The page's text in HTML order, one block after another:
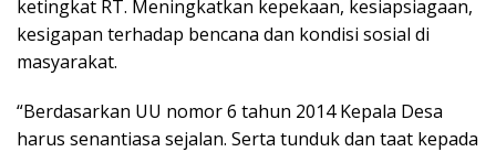
ketingkat RT. Meningkatkan kepekaan, kesiapsiagaan,
kesigapan terhadap bencana dan kondisi sosial di
masyarakat.
“Berdasarkan UU nomor 6 tahun 2014 Kepala Desa
harus senantiasa sejalan. Serta tunduk dan taat kepada